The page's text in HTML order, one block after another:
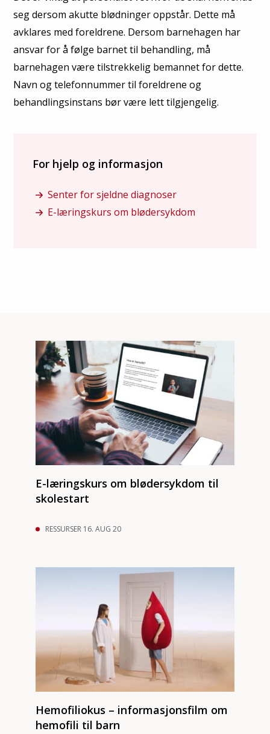
seg dersom akutte blødninger oppstår. Dette må
avklares med foreldrene. Dersom barnehagen har
ansvar for å følge barnet til behandling, må
barnehagen være tilstrekkelig bemannet for dette.
Navn og telefonnummer til foreldrene og
behandlingsinstans bør være lett tilgjengelig.
For hjelp og informasjon
Senter for sjeldne diagnoser
E-læringskurs om blødersykdom
E-læringskurs om blødersykdom til
skolestart
RESSURSER 16. AUG 20
Hemofiliokus – informasjonsfilm om
hemofili til barn